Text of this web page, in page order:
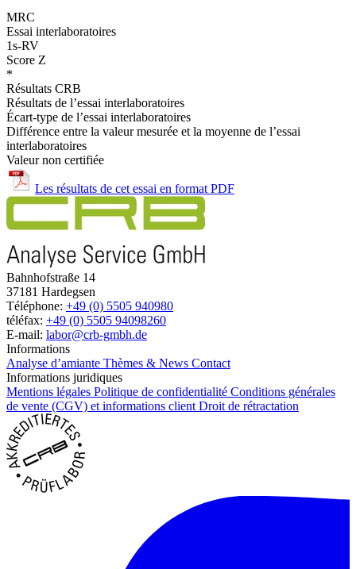
MRC
Essai interlaboratoires
1s-RV
Score Z
*
Résultats CRB
Résultats de l’essai interlaboratoires
Écart-type de l’essai interlaboratoires
Différence entre la valeur mesurée et la moyenne de l’essai
interlaboratoires
Valeur non certifiée
Les résultats de cet essai en format PDF
Bahnhofstraße 14
37181 Hardegsen
Téléphone: +49 (0) 5505 940980
téléfax: +49 (0) 5505 94098260
E-mail: labor@crb-gmbh.de
Informations
Analyse d’amiante Thèmes & News Contact
Informations juridiques
Mentions légales Politique de confidentialité Conditions générales
de vente (CGV) et informations client Droit de rétractation